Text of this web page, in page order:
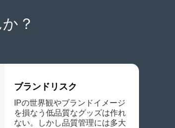
？
ブランドリスク
IPの世界観やブランドイメージ
を損なう低品質なグッズは作れ
ない。しかし品質管理には多大